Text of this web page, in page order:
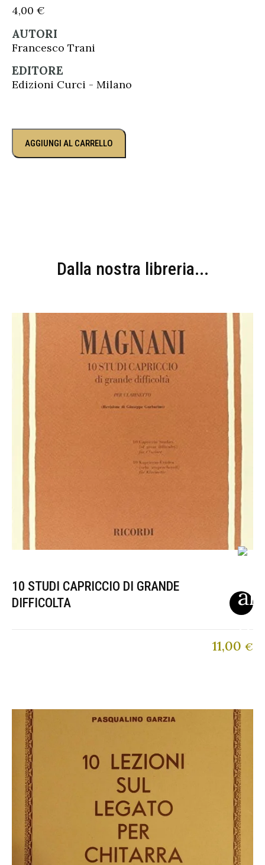
4,00 €
AUTORI
Francesco Trani
EDITORE
Edizioni Curci - Milano
AGGIUNGI AL CARRELLO
Dalla nostra libreria...
10 STUDI CAPRICCIO DI GRANDE
DIFFICOLTA
11,00 €